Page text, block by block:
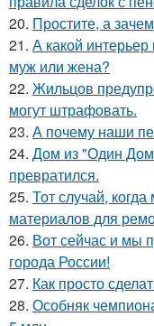
20. Простите, а
21. А какой
муж или жена?
22. Жильцов
могут штрафовать.
23. А почему наши
24. Дом из "Один
превратился.
25. Тот случай,
материалов для
26. Вот сейчас и мы
города России!
27. Как просто
28. Особняк